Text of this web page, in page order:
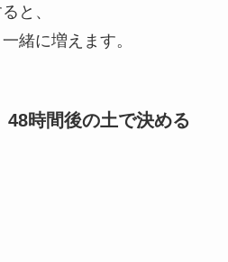
と、
緒に増えます。
48時間後の土で決める